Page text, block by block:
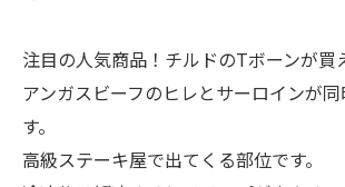
注目の人気商品！チルドのTボーンが買
アンガスビーフのヒレとサーロインが
す。
高級ステーキ屋で出てくる部位です。